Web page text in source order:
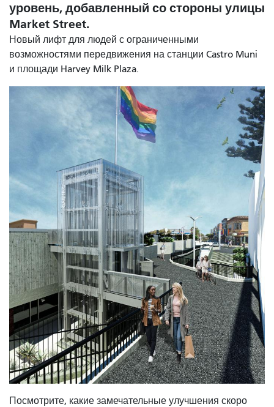
уровень, добавленный со стороны улицы
Market Street.
Новый лифт для людей с ограниченными
возможностями передвижения на станции Castro Muni
и площади Harvey Milk Plaza.
Посмотрите, какие замечательные улучшения скоро